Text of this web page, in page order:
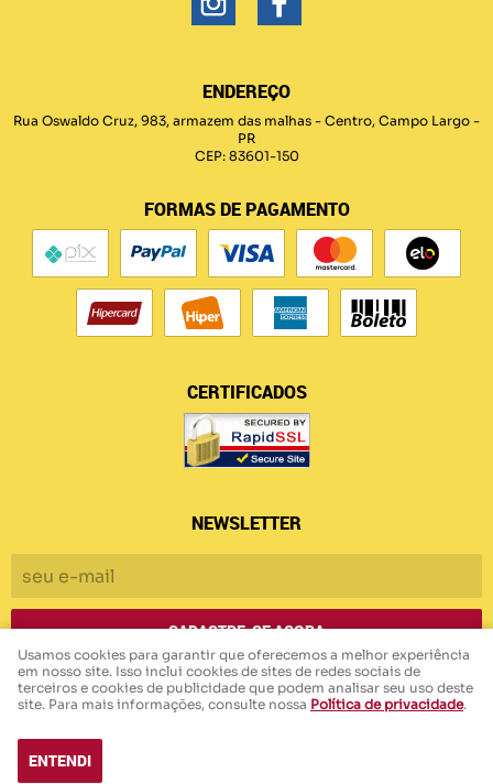
ENDEREÇO
Rua Oswaldo Cruz, 983, armazem das malhas - Centro, Campo Largo -
PR
CEP: 83601-150
FORMAS DE PAGAMENTO
CERTIFICADOS
NEWSLETTER
CADASTRE-SE AGORA
Armazem das Malhas CNPJ: 45.006.440/0001-94
LOJA VIRTUAL CRIADA POR
Usamos cookies para garantir que oferecemos a melhor experiência
em nosso site. Isso inclui cookies de sites de redes sociais de
terceiros e cookies de publicidade que podem analisar seu uso deste
site. Para mais informações, consulte nossa Política de privacidade.
ENTENDI